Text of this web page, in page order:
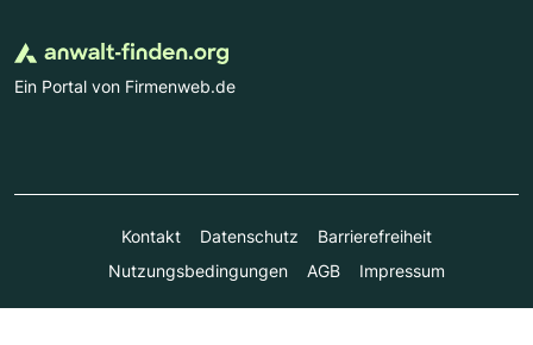
Ein Portal von Firmenweb.de
Kontakt Datenschutz
Barrierefreiheit
Nutzungsbedingungen
AGB Impressum